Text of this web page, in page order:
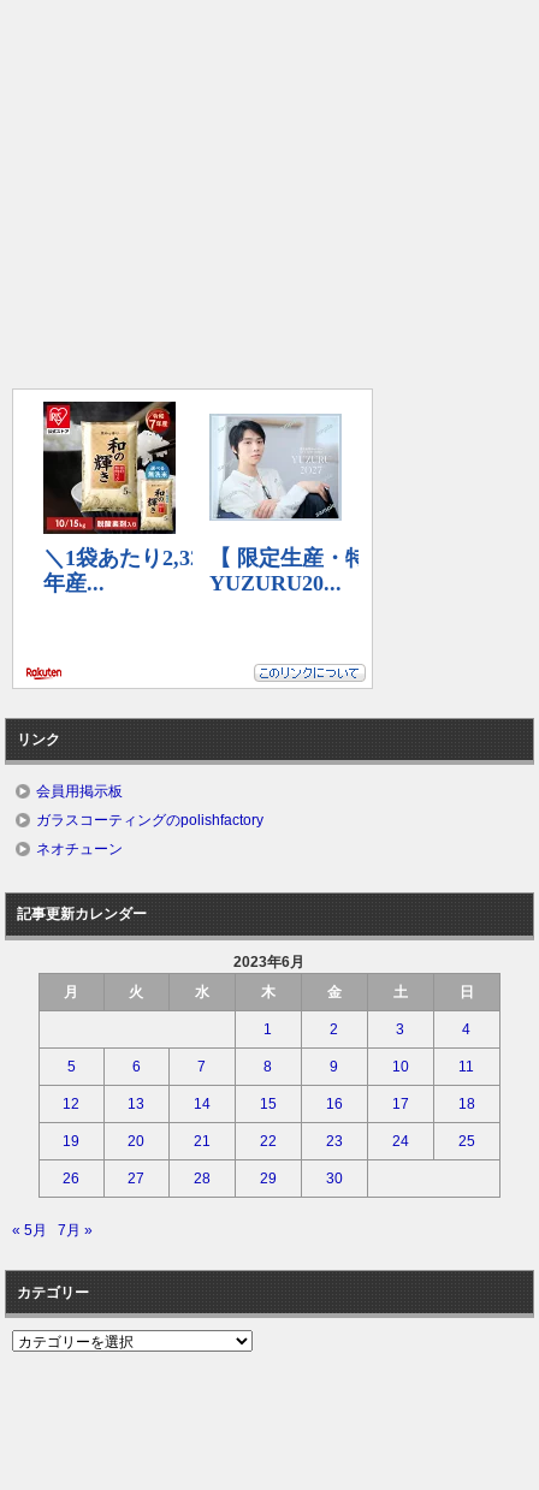
リンク
会員用掲示板
ガラスコーティングのpolishfactory
ネオチューン
記事更新カレンダー
2023年6月
月
火 水 木 金 土 日
1 2 3 4
5 6 7 8 9 10 11
12 13 14 15 16 17 18
19 20 21 22 23 24 25
26 27 28 29 30
« 5月 7月 »
カテゴリー
カ